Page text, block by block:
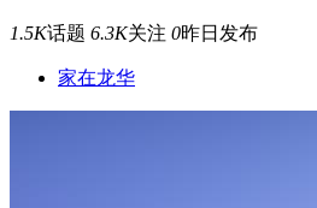
1.5K话题 6.3K关注 0昨日发布
家在龙华